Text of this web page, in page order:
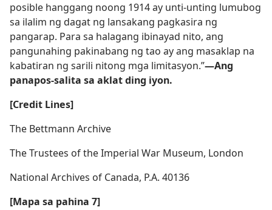
posible hanggang noong 1914 ay unti-unting lumubog
sa ilalim ng dagat ng lansakang pagkasira ng
pangarap. Para sa halagang ibinayad nito, ang
pangunahing pakinabang ng tao ay ang masaklap na
kabatiran ng sarili nitong mga limitasyon.”​—Ang
panapos-salita sa aklat ding iyon.
[Credit Lines]
The Bettmann Archive
The Trustees of the Imperial War Museum, London
National Archives of Canada, P.A. 40136
[Mapa sa pahina 7]